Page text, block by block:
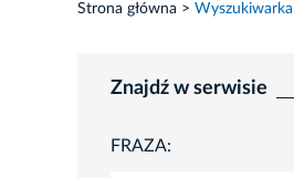
Strona główna Wyszukiwarka
Znajdź w serwisie
FRAZA: